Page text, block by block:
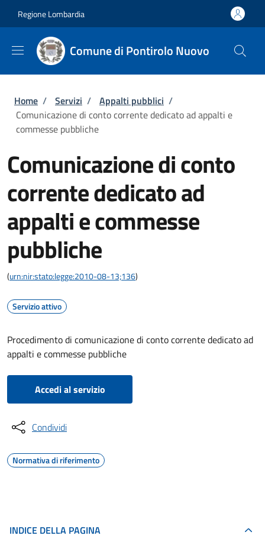
Regione Lombardia
Comune di Pontirolo Nuovo
Briciole di pane
Home / Servizi / Appalti pubblici /
Comunicazione di conto corrente dedicato ad appalti e
commesse pubbliche
Comunicazione di conto
corrente dedicato ad
appalti e commesse
pubbliche
(urn:nir:stato:legge:2010-08-13;136)
Servizio attivo
Procedimento di comunicazione di conto corrente dedicato ad
appalti e commesse pubbliche
Accedi al servizio
Condividi
Normativa di riferimento
INDICE DELLA PAGINA